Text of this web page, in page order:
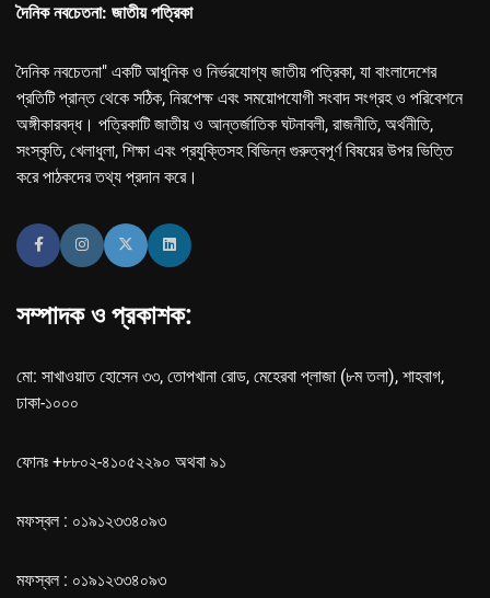
দৈনিক নবচেতনা: জাতীয় পত্রিকা
দৈনিক নবচেতনা" একটি আধুনিক ও নির্ভরযোগ্য জাতীয় পত্রিকা, যা বাংলাদেশের
প্রতিটি প্রান্ত থেকে সঠিক, নিরপেক্ষ এবং সময়োপযোগী সংবাদ সংগ্রহ ও পরিবেশনে
অঙ্গীকারবদ্ধ। পত্রিকাটি জাতীয় ও আন্তর্জাতিক ঘটনাবলী, রাজনীতি, অর্থনীতি,
সংস্কৃতি, খেলাধুলা, শিক্ষা এবং প্রযুক্তিসহ বিভিন্ন গুরুত্বপূর্ণ বিষয়ের উপর ভিত্তি
করে পাঠকদের তথ্য প্রদান করে।
সম্পাদক ও প্রকাশক:
মো: সাখাওয়াত হোসেন ৩৩, তোপখানা রোড, মেহেরবা প্লাজা (৮ম তলা), শাহবাগ,
ঢাকা-১০০০
ফোনঃ +৮৮০২-৪১০৫২২৯০ অথবা ৯১
মফস্বল : ০১৯১২৩৩৪০৯৩
মফস্বল : ০১৯১২৩৩৪০৯৩